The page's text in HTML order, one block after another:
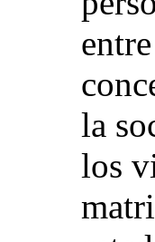
la
los